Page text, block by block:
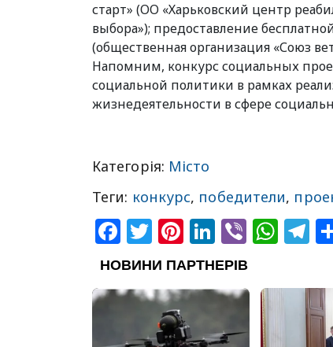
старт» (ОО «Харьковский центр
выбора»); предоставление
(общественная организация «Союз
Напомним, конкурс социальных
социальной политики в рамках
жизнедеятельности в сфере
Категорія: Місто
Теги: конкурс, победители,
Facebook
Twitter
Pinterest
LinkedIn
Viber